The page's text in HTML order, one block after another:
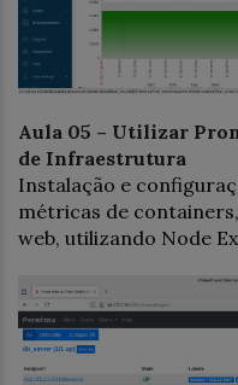
Aula 05 – Utilizar
de Infraestrutura
Instalação e
métricas de
web, utilizando Node